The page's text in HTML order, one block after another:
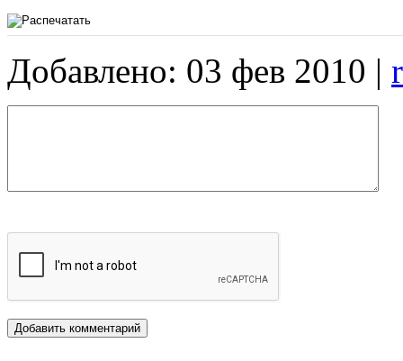
Добавлено: 03 фев 2010 |